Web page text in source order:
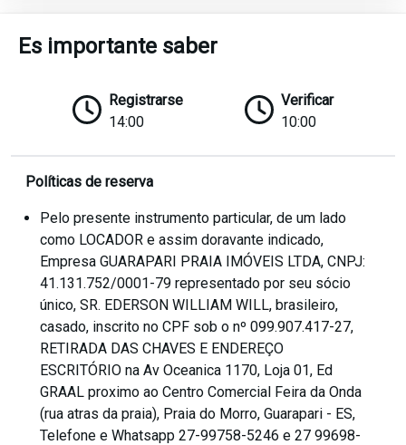
Es importante saber
Registrarse
14:00
Verificar
10:00
Políticas de reserva
Pelo presente instrumento particular, de um lado
como LOCADOR e assim doravante indicado,
Empresa GUARAPARI PRAIA IMÓVEIS LTDA, CNPJ:
41.131.752/0001-79 representado por seu sócio
único, SR. EDERSON WILLIAM WILL, brasileiro,
casado, inscrito no CPF sob o nº 099.907.417-27,
RETIRADA DAS CHAVES E ENDEREÇO
ESCRITÓRIO na Av Oceanica 1170, Loja 01, Ed
GRAAL proximo ao Centro Comercial Feira da Onda
(rua atras da praia), Praia do Morro, Guarapari - ES,
Telefone e Whatsapp 27-99758-5246 e 27 99698-